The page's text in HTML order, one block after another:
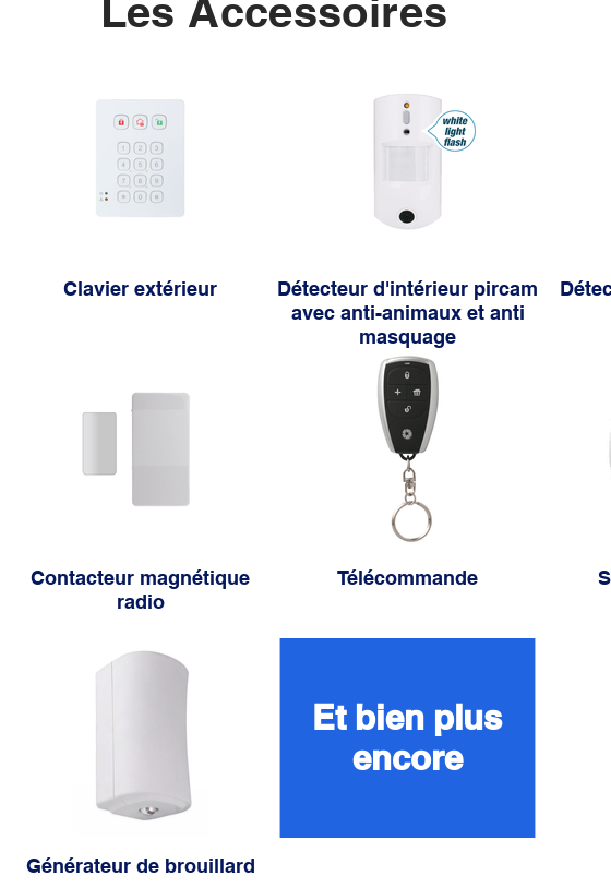
Les Accessoires
Clavier extérieur
Détecteur d'intérieur pircam
avec anti-animaux et anti
masquage
Contacteur magnétique
radio
Télécommande
Générateur de brouillard
Et bien plus
encore